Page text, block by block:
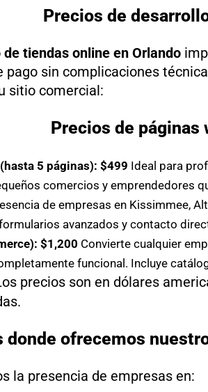
Precios de
tiendas online en Orlando
pago sin complicaciones
sitio comercial:
Precios de páginas
5 páginas): $499 Ideal para
comercios y emprendedores
de empresas en Kissimmee,
avanzados y contacto
$1,200 Convierte cualquier
funcional. Incluye
precios son en dólares
donde ofrecemos
la presencia de empresas en: